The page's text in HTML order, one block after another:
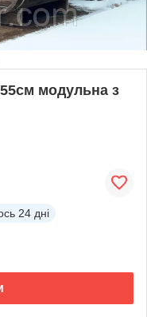
модульна з
24 дні